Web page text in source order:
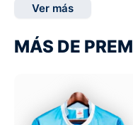
Ver más
MÁS DE